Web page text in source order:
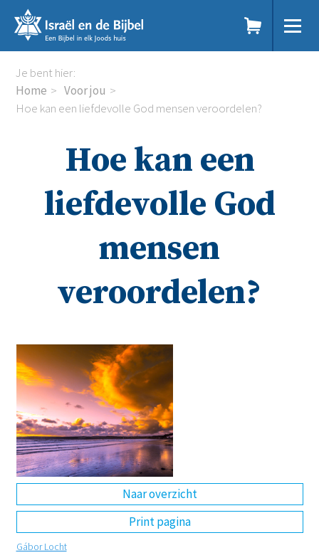
links
naar
de
inhoud
Je bent hier:
Home
Voor jou
Hoe kan een liefdevolle God mensen veroordelen?
Hoe kan een
liefdevolle God
mensen
veroordelen?
Naar overzicht
Print pagina
Gábor Locht
Doe mee
Podcast
Magazine
Digitale nieuwsbrief
Agenda
Jongerenwerk
Het Studiehuis (cursus)
Webshop
Over ons
DE EN